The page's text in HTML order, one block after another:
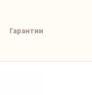
Гарантии